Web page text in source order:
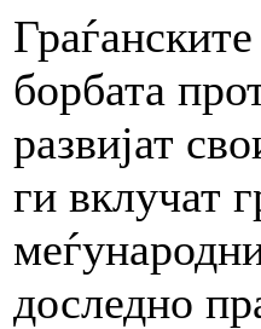
борбата
развијат
ги вклучат
доследно